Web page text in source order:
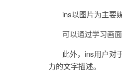
ins以图片为主要媒
可以通过学习画面
此外，ins用户对于
力的文字描述。